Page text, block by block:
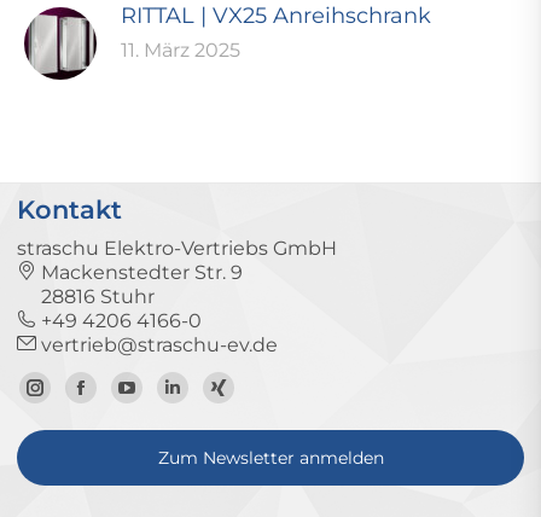
RITTAL | VX25 Anreihschrank
11. März 2025
Kontakt
straschu Elektro-Vertriebs GmbH
Mackenstedter Str. 9
28816 Stuhr
+49 4206 4166-0
vertrieb@straschu-ev.de
Zum
Instagram-
Zur
Facebook-
Zum
YouTube-
Kanal
Zum
LinkedIn-
Profil
Zum
Xing-
Profil
Zum Newsletter anmelden